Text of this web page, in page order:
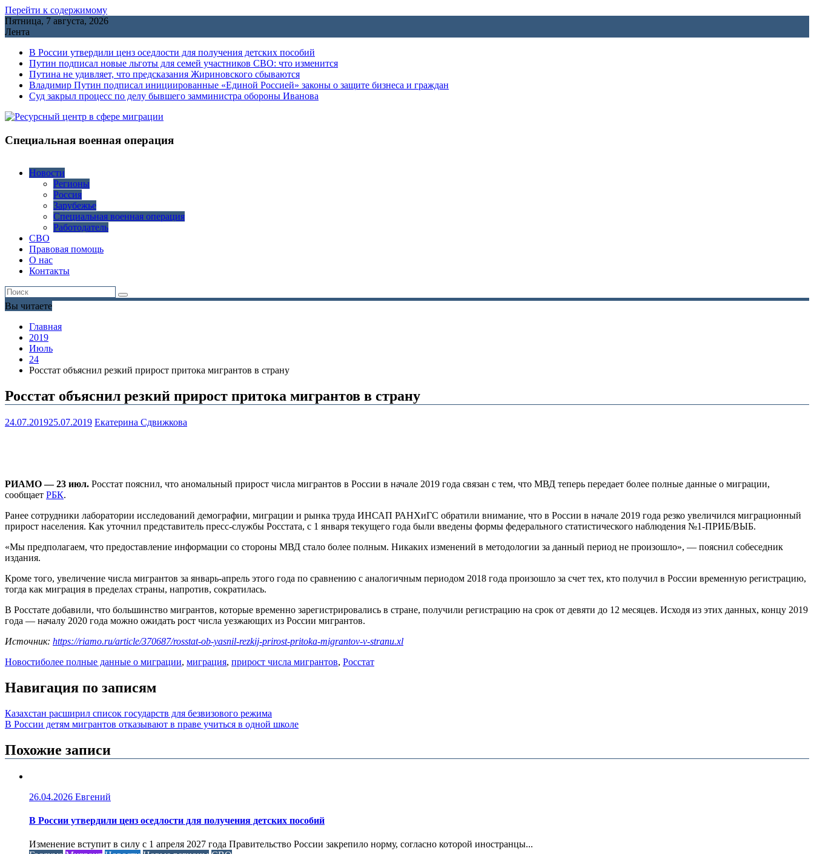
Перейти к содержимому
Пятница, 7 августа, 2026
Лента
В России утвердили ценз оседлости для получения детских пособий
Путин подписал новые льготы для семей участников СВО: что изменится
Путина не удивляет, что предсказания Жириновского сбываются
Владимир Путин подписал инициированные «Единой Россией» законы о защите бизнеса и граждан
Cуд закрыл процесс по делу бывшего замминистра обороны Иванова
Специальная военная операция
Новости
Регионы
Россия
Зарубежье
Специальная военная операция
Работодатель
СВО
Правовая помощь
О нас
Контакты
Вы читаете
Главная
2019
Июль
24
Росстат объяснил резкий прирост притока мигрантов в страну
Росстат объяснил резкий прирост притока мигрантов в страну
24.07.201925.07.2019 Екатерина Сдвижкова
РИАМО — 23 июл. Росстат пояснил, что аномальный прирост числа мигрантов в России в начале 2019 года связан с тем, что МВД теперь передает более полные данные о миграции,
сообщает РБК.
Ранее сотрудники лаборатории исследований демографии, миграции и рынка труда ИНСАП РАНХиГС обратили внимание, что в России в начале 2019 года резко увеличился миграционный
прирост населения. Как уточнил представитель пресс-службы Росстата, с 1 января текущего года были введены формы федерального статистического наблюдения №1-ПРИБ/ВЫБ.
«Мы предполагаем, что предоставление информации со стороны МВД стало более полным. Никаких изменений в методологии за данный период не произошло», — пояснил собеседник
издания.
Кроме того, увеличение числа мигрантов за январь-апрель этого года по сравнению с аналогичным периодом 2018 года произошло за счет тех, кто получил в России временную регистрацию,
тогда как миграция в пределах страны, напротив, сократилась.
В Росстате добавили, что большинство мигрантов, которые временно зарегистрировались в стране, получили регистрацию на срок от девяти до 12 месяцев. Исходя из этих данных, концу 2019
года — началу 2020 года можно ожидать рост числа уезжающих из России мигрантов.
Источник: https://riamo.ru/article/370687/rosstat-ob-yasnil-rezkij-prirost-pritoka-migrantov-v-stranu.xl
Новостиболее полные данные о миграции, миграция, прирост числа мигрантов, Росстат
Навигация по записям
Казахстан расширил список государств для безвизового режима
В России детям мигрантов отказывают в праве учиться в одной школе
Похожие записи
26.04.2026 Евгений
В России утвердили ценз оседлости для получения детских пособий
Изменение вступит в силу с 1 апреля 2027 года Правительство России закрепило норму, согласно которой иностранцы...